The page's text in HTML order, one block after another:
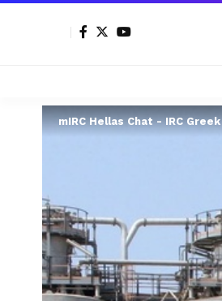
mIRC Hellas Chat - IRC Greek